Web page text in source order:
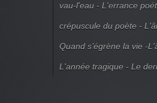
vau-l'eau - L'errance
crépuscule du poète -
Quand s’égrène la vie -
L'année tragique - Le